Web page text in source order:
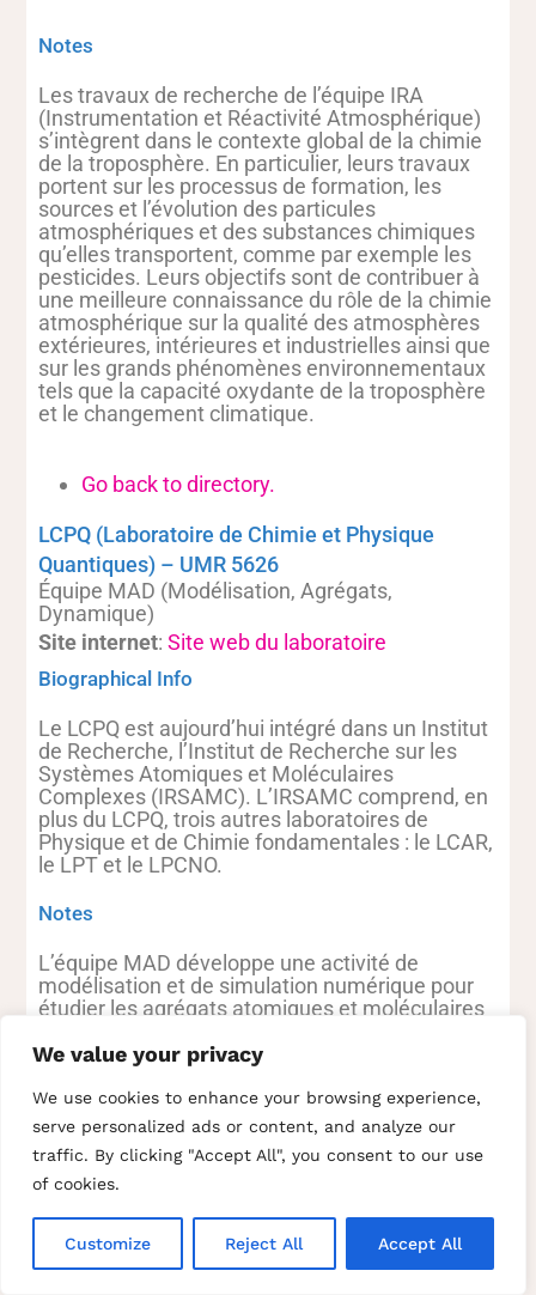
We value your privacy
We use cookies to enhance your browsing experience,
serve personalized ads or content, and analyze our
traffic. By clicking "Accept All", you consent to our use
of cookies.
Customize Reject All Accept All
Notes
Les travaux de recherche de l’équipe IRA
(Instrumentation et Réactivité Atmosphérique)
s’intègrent dans le contexte global de la chimie
de la troposphère. En particulier, leurs travaux
portent sur les processus de formation, les
sources et l’évolution des particules
atmosphériques et des substances chimiques
qu’elles transportent, comme par exemple les
pesticides. Leurs objectifs sont de contribuer à
une meilleure connaissance du rôle de la chimie
atmosphérique sur la qualité des atmosphères
extérieures, intérieures et industrielles ainsi que
sur les grands phénomènes environnementaux
tels que la capacité oxydante de la troposphère
et le changement climatique.
Go back to directory.
LCPQ (Laboratoire de Chimie et Physique
Quantiques) – UMR 5626
Équipe MAD (Modélisation, Agrégats,
Dynamique)
Site internet: Site web du laboratoire
Biographical Info
Le LCPQ est aujourd’hui intégré dans un Institut
de Recherche, l’Institut de Recherche sur les
Systèmes Atomiques et Moléculaires
Complexes (IRSAMC). L’IRSAMC comprend, en
plus du LCPQ, trois autres laboratoires de
Physique et de Chimie fondamentales : le LCAR,
le LPT et le LPCNO.
Notes
L’équipe MAD développe une activité de
modélisation et de simulation numérique pour
étudier les agrégats atomiques et moléculaires
aller de quelques atomes ou dizaine d’atomes à
situe donc à l’interface physique-chimie et
présente une forte interaction avec plusieurs
équipes expérimentales.
Go back to directory.
LECEV (Laboratoire d’étude des transferts de